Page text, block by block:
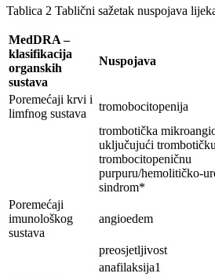
Tablica 2 Tablični sažetak nuspojava
MedDRA –
klasifikacija
organskih
sustava
Nuspojava
Poremećaji krvi i
limfnog sustava
tromobocitopenija
trombotička
uključujući trombotičku
trombocitopeničnu
purpuru/hemolitičko-
sindrom*
Poremećaji
imunološkog
sustava
angioedem
preosjetljivost
anafilaksija1